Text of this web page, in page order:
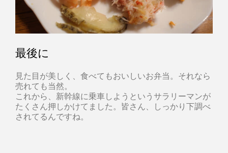
最後に
見た目が美しく、食べてもおいしいお弁当。それなら
売れても当然。
これから、新幹線に乗車しようというサラリーマンが
たくさん押しかけてました。皆さん、しっかり下調べ
されてるんですね。